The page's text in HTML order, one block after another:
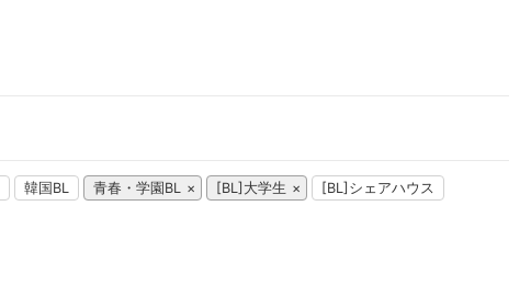
韓国BL 青春・学園BL [BL]大学生 [BL]シェアハウス